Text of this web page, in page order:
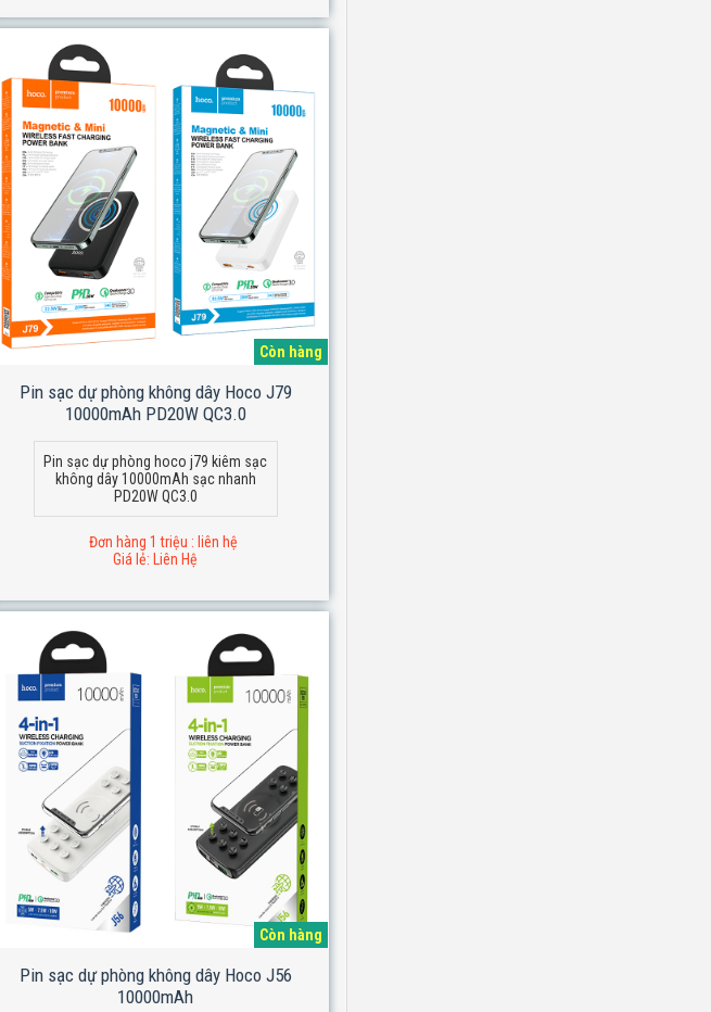
Còn hàng
Pin sạc dự phòng không dây Hoco J79
10000mAh PD20W QC3.0
Pin sạc dự phòng hoco j79 kiêm sạc
không dây 10000mAh sạc nhanh
PD20W QC3.0
Đơn hàng 1 triệu : liên hệ
Giá lẻ: Liên Hệ
Còn hàng
Pin sạc dự phòng không dây Hoco J56
10000mAh